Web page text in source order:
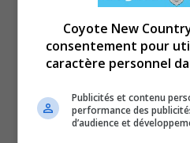
Coyote New
consentement pour
caractère personnel
Publicités et contenu
performance des
d’audience et